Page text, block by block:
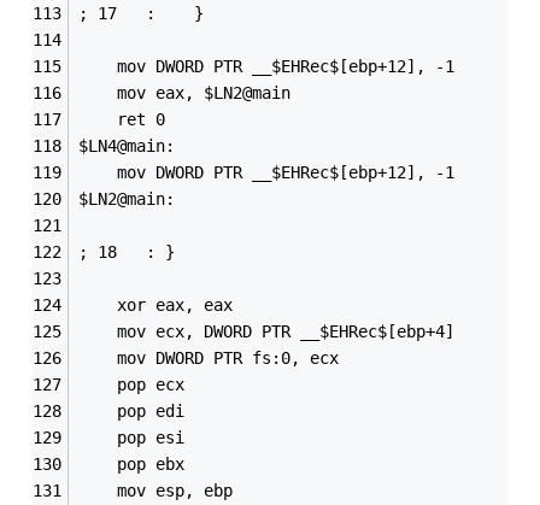
; 17   : 	}
	mov	DWORD PTR __$EHRec$[ebp+12], -1
	mov	eax, $LN2@main
	ret	0
$LN4@main:
	mov	DWORD PTR __$EHRec$[ebp+12], -1
$LN2@main:
; 18   : }
	xor	eax, eax
	mov	ecx, DWORD PTR __$EHRec$[ebp+4]
	mov	DWORD PTR fs:0, ecx
	pop	ecx
	pop	edi
	pop	esi
	pop	ebx
	mov	esp, ebp